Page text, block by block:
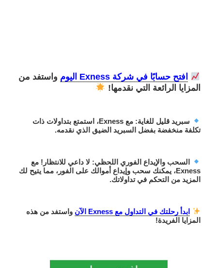
افتح حسابًا في شركة Exness اليوم
واستفد من
المزايا الرائعة التي نقدمها!
سبريد قليل للغاية
: مع Exness، استمتع بتداولات ذات
تكلفة منخفضة بفضل السبريد الضيق الذي نقدمه.
السحب والإيداع الفوري اللحظي: لا داعي للانتظار! مع
Exness، يمكنك
سحب وإيداع أموالك على الفور، مما يتيح لك
المزيد من التحكم في تداولاتك.
ابدأ رحلتك في التداول مع Exness الآن
واستفد من هذه
المزايا الفريدة!